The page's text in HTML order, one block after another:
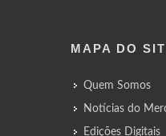
MAPA DO
Quem Somos
Notícias do
Edições Digitais